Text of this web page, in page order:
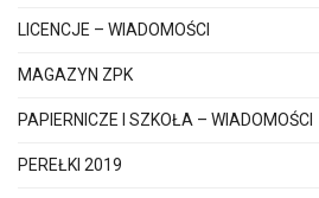
LICENCJE – WIADOMOŚCI
MAGAZYN ZPK
PAPIERNICZE I SZKOŁA – WIADOMOŚCI
PEREŁKI 2019